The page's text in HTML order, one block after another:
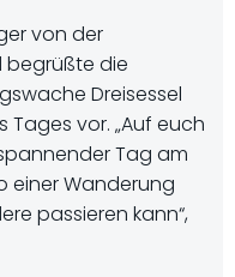
von der
begrüßte die
Dreisessel
vor. „Auf euch
Tag am
einer Wanderung
passieren kann“,